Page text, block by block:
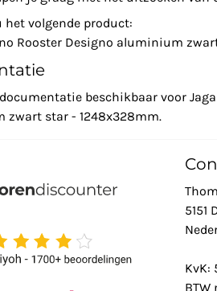
het volgende product:
Rooster Designo aluminium
beschikbaar voor
zwart star - 1248x328mm.
5151
KvK:
BTW